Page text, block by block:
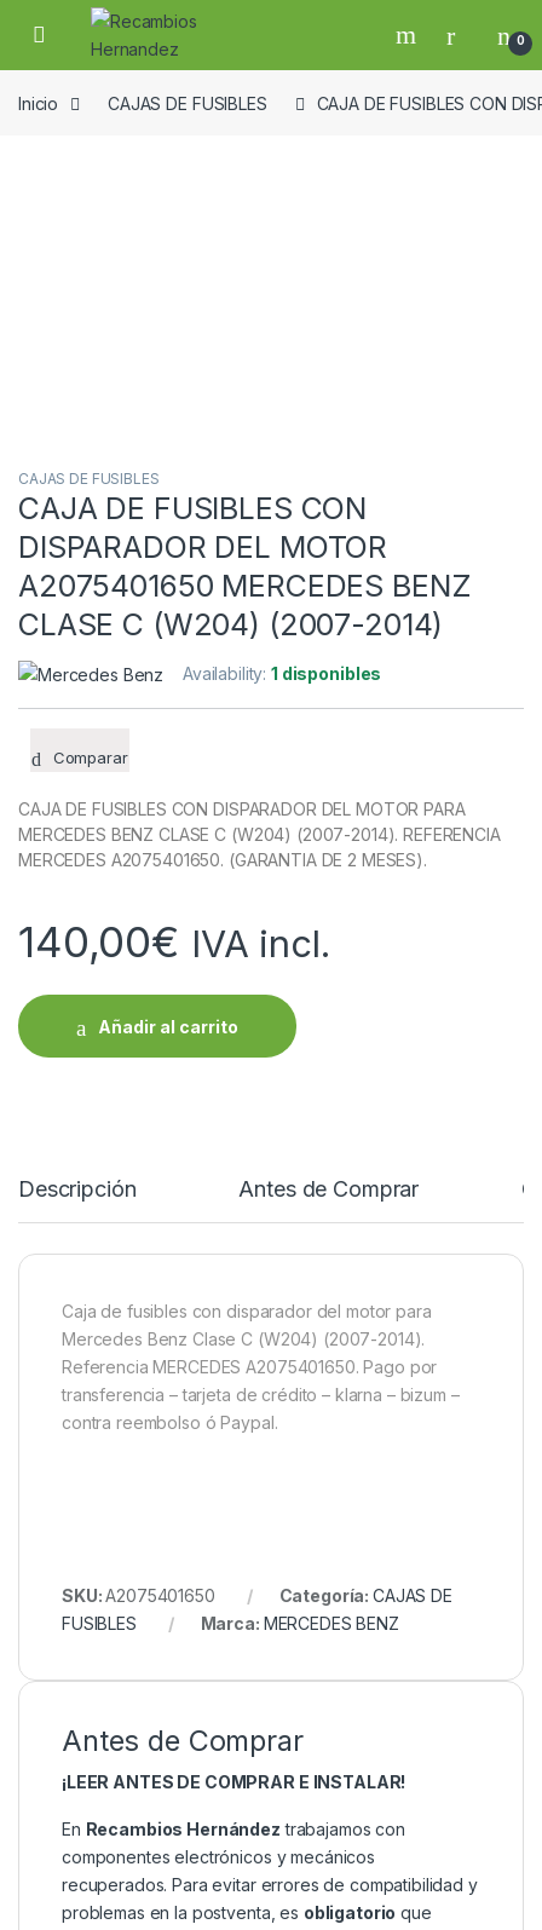
Skip to navigation
Skip to content
Open 0
Inicio CAJAS DE FUSIBLES CAJA DE FUSIBLES CON
CAJAS DE FUSIBLES
CAJA DE FUSIBLES CON
DISPARADOR DEL MOTOR
A2075401650 MERCEDES BENZ
CLASE C (W204) (2007-2014)
Availability:1 disponibles
Comparar
CAJA DE FUSIBLES CON DISPARADOR DEL MOTOR PARA
MERCEDES BENZ CLASE C (W204) (2007-2014). REFERENCIA
MERCEDES A2075401650. (GARANTIA DE 2 MESES).
140,00€ IVA incl.
Añadir al carrito
Descripción Antes de Comprar
Caja de fusibles con disparador del motor para
Mercedes Benz Clase C (W204) (2007-2014).
Referencia MERCEDES A2075401650. Pago por
transferencia – tarjeta de crédito – klarna – bizum –
contra reembolso ó Paypal.
SKU:A2075401650 Categoría: CAJAS DE
FUSIBLES
Marca: MERCEDES BENZ
Antes de Comprar
¡LEER ANTES DE COMPRAR E INSTALAR!
En Recambios Hernández trabajamos con
componentes electrónicos y mecánicos
recuperados. Para evitar errores de compatibilidad y
problemas en la postventa, es obligatorio que